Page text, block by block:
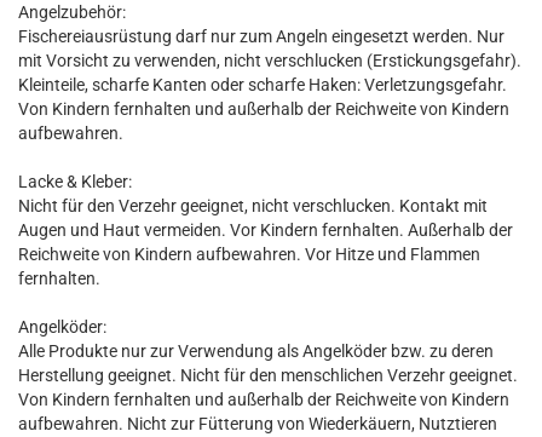
Angelzubehör:
Fischereiausrüstung darf nur zum Angeln eingesetzt werden. Nur
mit Vorsicht zu verwenden, nicht verschlucken (Erstickungsgefahr).
Kleinteile, scharfe Kanten oder scharfe Haken: Verletzungsgefahr.
Von Kindern fernhalten und außerhalb der Reichweite von Kindern
aufbewahren.
Lacke & Kleber:
Nicht für den Verzehr geeignet, nicht verschlucken. Kontakt mit
Augen und Haut vermeiden. Vor Kindern fernhalten. Außerhalb der
Reichweite von Kindern aufbewahren. Vor Hitze und Flammen
fernhalten.
Angelköder:
Alle Produkte nur zur Verwendung als Angelköder bzw. zu deren
Herstellung geeignet. Nicht für den menschlichen Verzehr geeignet.
Von Kindern fernhalten und außerhalb der Reichweite von Kindern
aufbewahren. Nicht zur Fütterung von Wiederkäuern, Nutztieren